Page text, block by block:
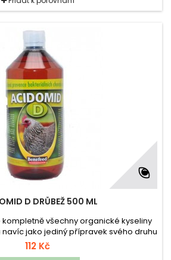
D DRŮBEŽ 500 ML
kompletně všechny organické kyseliny
jako jediný přípravek svého druhu
vyvážený poměr minerálních látek
a zvyšujících imunitu organismu.
112 Kč